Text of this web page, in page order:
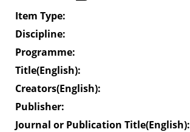
Item Type:
Discipline:
Programme:
Title(English):
Creators(English):
Publisher:
Journal or Publication Title(English):